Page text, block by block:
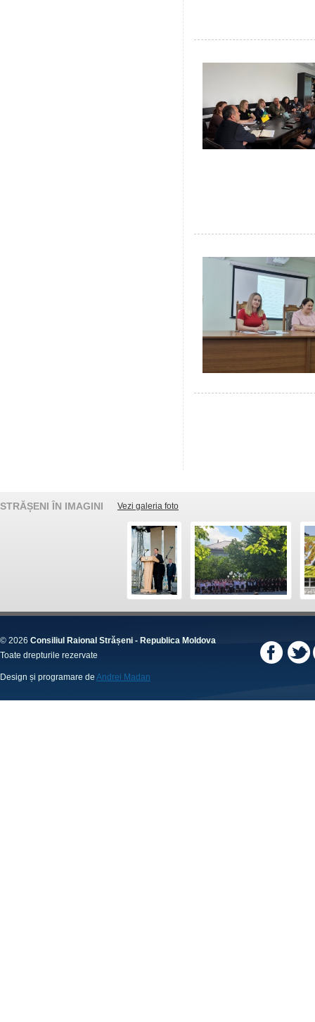
STRĂȘENI ÎN IMAGINI Vezi galeria foto
© 2026 Consiliul Raional Strășeni - Republica Moldova
Toate drepturile rezervate
Design și programare de Andrei Madan